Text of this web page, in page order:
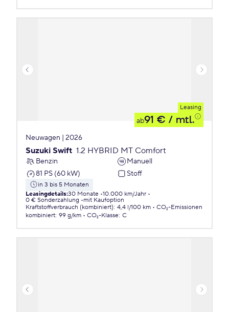
Leasing
ab91 € / mtl.
Neuwagen | 2026
Suzuki Swift 1.2 HYBRID MT Comfort
Benzin
Manuell
81 PS (60 kW)
Stoff
in 3 bis 5 Monaten
Leasingdetails:30 Monate 10.000 km/Jahr
0 € Sonderzahlung
mit Kaufoption
Kraftstoffverbrauch (kombiniert): 4,4 l/100 km
CO₂-Emissionen
kombiniert: 99 g/km CO₂-Klasse: C